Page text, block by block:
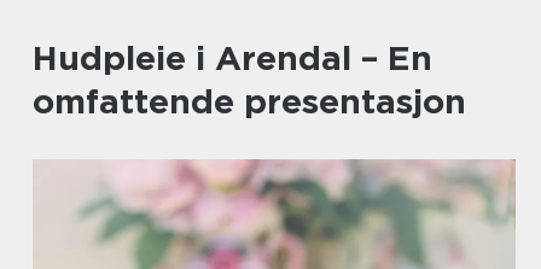
Hudpleie i Arendal – En
omfattende presentasjon